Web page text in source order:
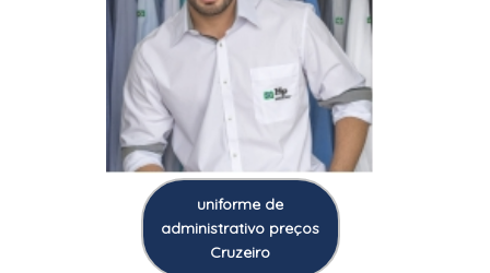
uniforme de
administrativo preços
Cruzeiro